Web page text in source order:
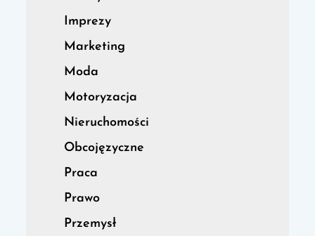
Imprezy
Marketing
Moda
Motoryzacja
Nieruchomości
Obcojęzyczne
Praca
Prawo
Przemysł